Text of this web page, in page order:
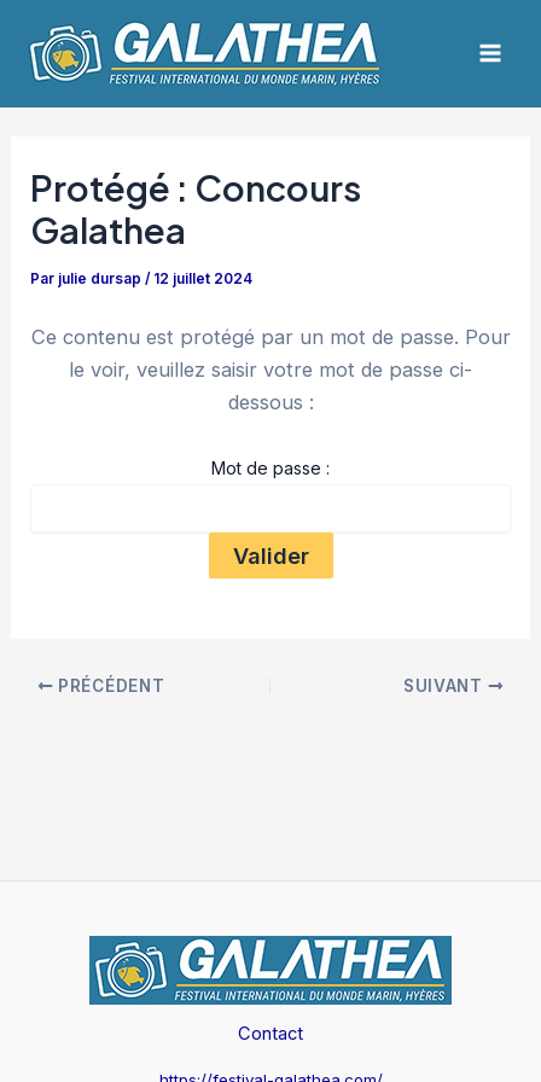
contenu
Protégé : Concours
Galathea
Par julie dursap/ 12 juillet 2024
Ce contenu est protégé par un mot de passe. Pour
le voir, veuillez saisir votre mot de passe ci-
dessous :
Mot de passe :
des
articles
PRÉCÉDENT SUIVANT
Contact